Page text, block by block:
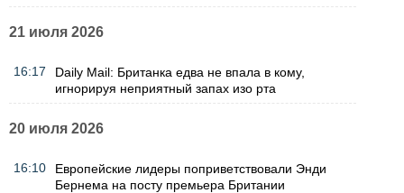
21 июля 2026
16:17
Daily Mail: Британка едва не впала в кому,
игнорируя неприятный запах изо рта
20 июля 2026
16:10
Европейские лидеры поприветствовали Энди
Бернема на посту премьера Британии